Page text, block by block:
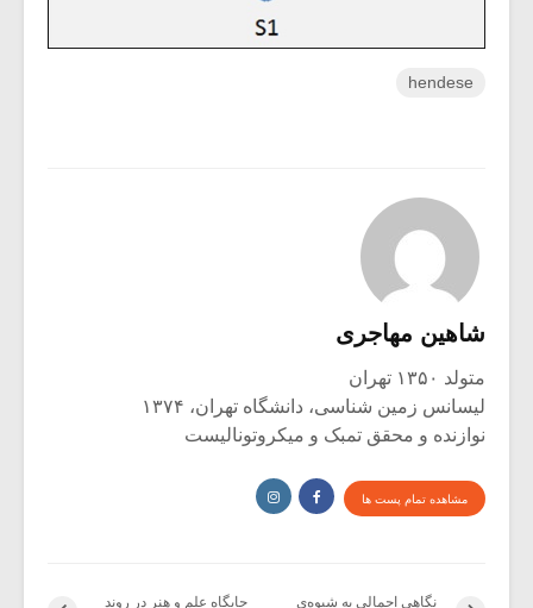
hendese
شاهین مهاجری
متولد ۱۳۵۰ تهران
لیسانس زمین شناسی، دانشگاه تهران، ۱۳۷۴
نوازنده و محقق تمبک و میکروتونالیست
مشاهده تمام پست ها
جایگاه علم و هنر در روند
نگاهی اجمالی به شیوه‌ی